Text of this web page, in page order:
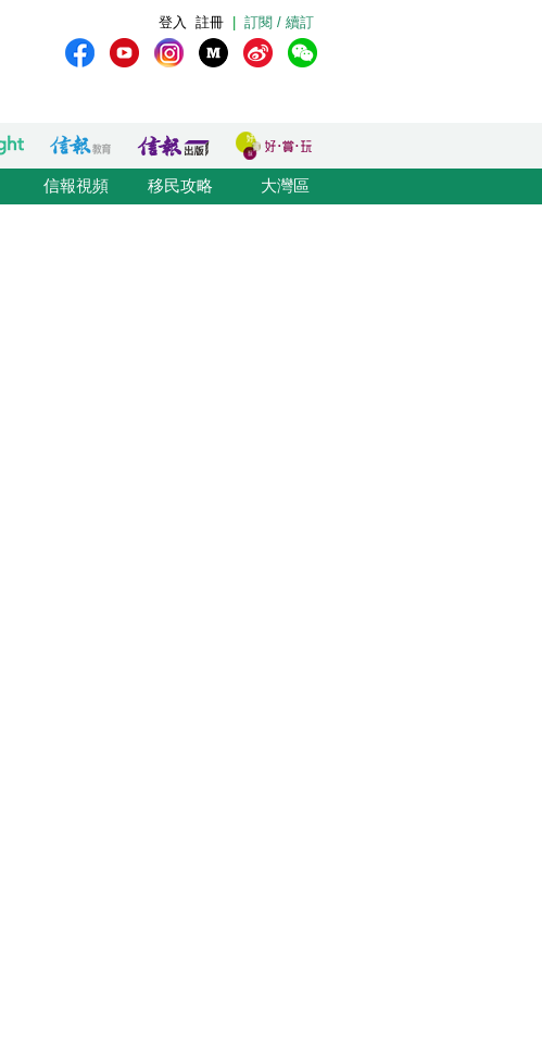
訂閱 / 續訂
註冊
登入
信報視頻 移民攻略 大灣區